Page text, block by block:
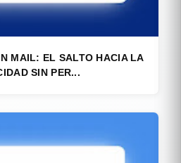
MAIL: EL SALTO HACIA LA
SIN PER...